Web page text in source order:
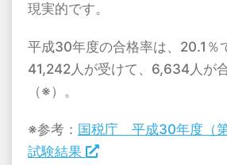
現実的です。
平成30年度の合格率は、20.1％
41,242人が受けて、6,634人が
（※）。
※参考： 国税庁 平成30年度（
試験結果